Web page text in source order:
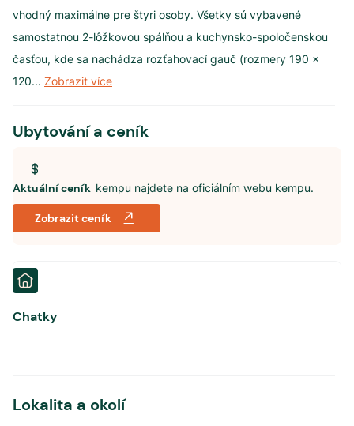
vhodný maximálne pre štyri osoby. Všetky sú vybavené
samostatnou 2-lôžkovou spálňou a kuchynsko-spoločenskou
časťou, kde sa nachádza rozťahovací gauč (rozmery 190 x
120... Zobrazit více
Ubytování a ceník
Aktuální ceník kempu najdete na oficiálním webu kempu.
Zobrazit ceník
Chatky
Lokalita a okolí